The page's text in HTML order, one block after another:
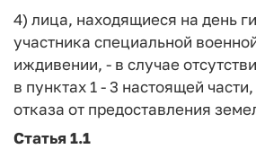
4) лица, находящиеся на день
участника специальной
иждивении, - в случае
в пунктах 1 - 3 настоящей
отказа от предоставления
Статья 1.1